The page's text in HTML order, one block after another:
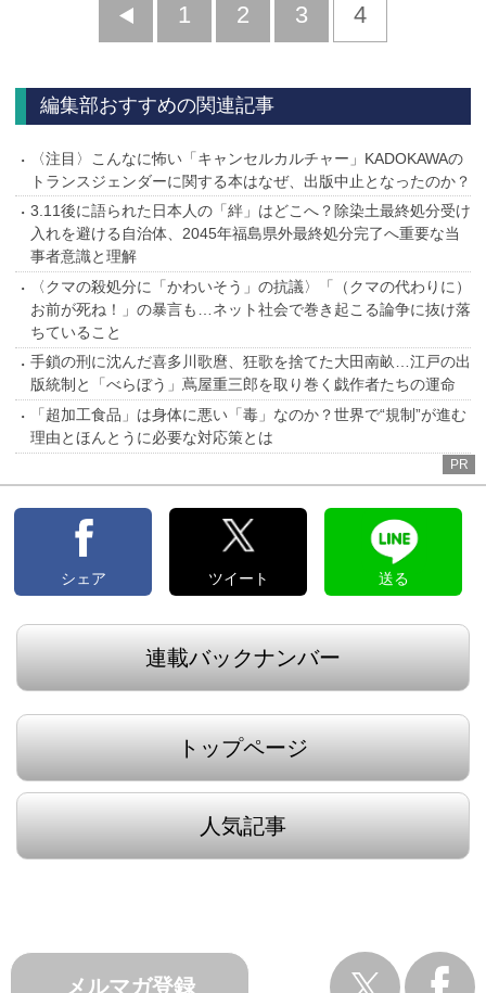
前
1 2 3 4
編集部おすすめの関連記事
〈注目〉こんなに怖い「キャンセルカルチャー」KADOKAWAの
トランスジェンダーに関する本はなぜ、出版中止となったのか？
3.11後に語られた日本人の「絆」はどこへ？除染土最終処分受け
入れを避ける自治体、2045年福島県外最終処分完了へ重要な当
事者意識と理解
〈クマの殺処分に「かわいそう」の抗議〉「（クマの代わりに）
お前が死ね！」の暴言も…ネット社会で巻き起こる論争に抜け落
ちていること
手鎖の刑に沈んだ喜多川歌麿、狂歌を捨てた大田南畝…江戸の出
版統制と「べらぼう」蔦屋重三郎を取り巻く戯作者たちの運命
「超加工食品」は身体に悪い「毒」なのか？世界で“規制”が進む
理由とほんとうに必要な対応策とは
PR
シェア ツイート 送る
連載バックナンバー
トップページ
人気記事
メルマガ登録